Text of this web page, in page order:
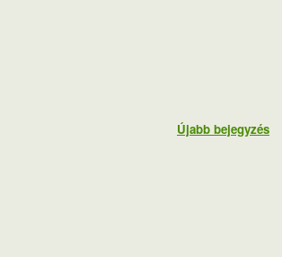
Újabb bejegyzés